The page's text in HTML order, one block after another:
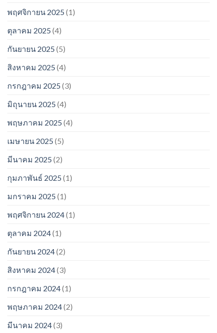
พฤศจิกายน 2025 (1)
ตุลาคม 2025 (4)
กันยายน 2025 (5)
สิงหาคม 2025 (4)
กรกฎาคม 2025 (3)
มิถุนายน 2025 (4)
พฤษภาคม 2025 (4)
เมษายน 2025 (5)
มีนาคม 2025 (2)
กุมภาพันธ์ 2025 (1)
มกราคม 2025 (1)
พฤศจิกายน 2024(1)
ตุลาคม 2024(1)
กันยายน 2024(2)
สิงหาคม 2024(3)
กรกฎาคม 2024(1)
พฤษภาคม 2024(2)
มีนาคม 2024(3)